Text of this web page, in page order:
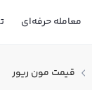
معامله حرفه‌ای
قیمت مون ریور